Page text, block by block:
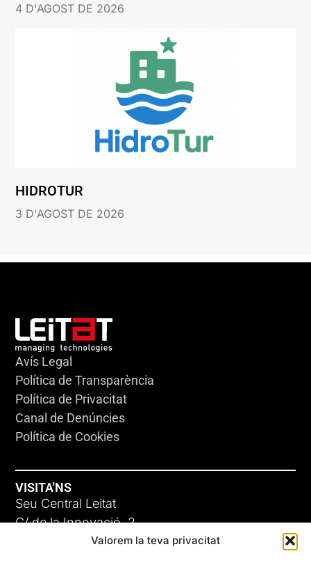
Valorem la teva privacitat
4 D'AGOST DE 2026
HIDROTUR
3 D'AGOST DE 2026
Avís Legal
Política de Transparència
Política de Privacitat
Canal de Denúncies
Política de Cookies
VISITA'NS
Seu Central Leitat
C/ de la Innovació, 2
08225 Terrassa, (Barcelona)